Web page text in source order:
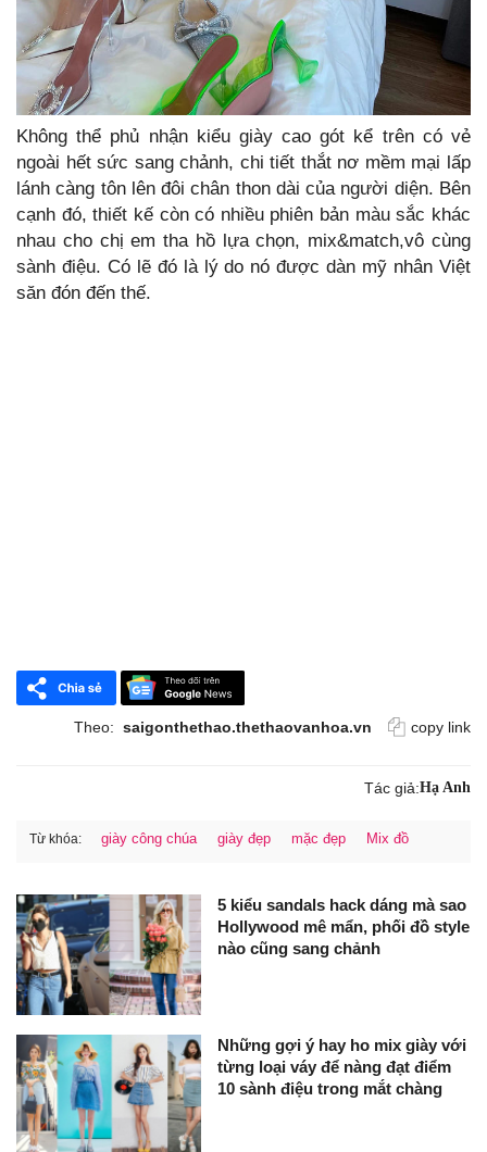
Không thể phủ nhận kiểu giày cao gót kể trên có vẻ
ngoài hết sức sang chảnh, chi tiết thắt nơ mềm mại lấp
lánh càng tôn lên đôi chân thon dài của người diện. Bên
cạnh đó, thiết kế còn có nhiều phiên bản màu sắc khác
nhau cho chị em tha hồ lựa chọn, mix&match,vô cùng
sành điệu. Có lẽ đó là lý do nó được dàn mỹ nhân Việt
săn đón đến thế.
Theo: saigonthethao.thethaovanhoa.vn copy link
Tác giả:Hạ Anh
Từ khóa: giày công chúa giày đẹp mặc đẹp Mix đồ
5 kiểu sandals hack dáng mà sao
Hollywood mê mẩn, phối đồ style
nào cũng sang chảnh
Những gợi ý hay ho mix giày với
từng loại váy để nàng đạt điểm
10 sành điệu trong mắt chàng